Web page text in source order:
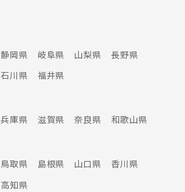
静岡県 岐阜県 山梨県
長野県
石川県 福井県
兵庫県 滋賀県 奈良県 和歌山県
鳥取県 島根県 山口県
香川県
高知県